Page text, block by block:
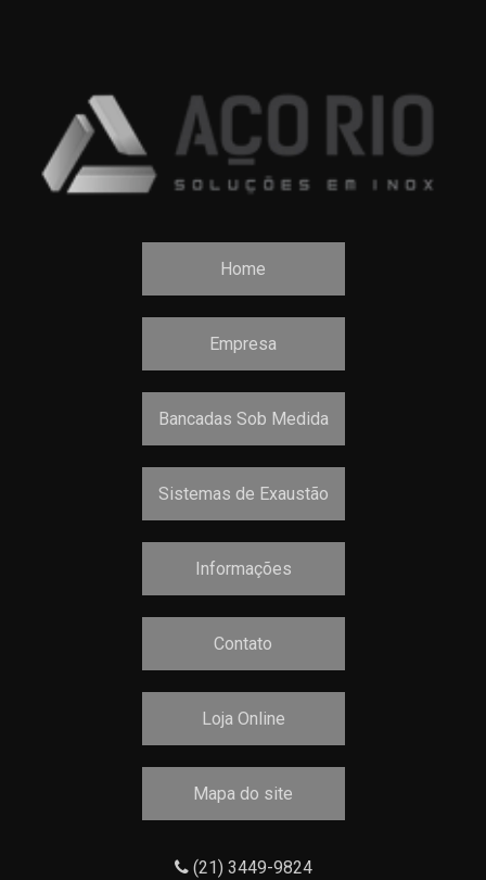
Home
Empresa
Bancadas Sob Medida
Sistemas de Exaustão
Informações
Contato
Loja Online
Mapa do site
(21) 3449-9824